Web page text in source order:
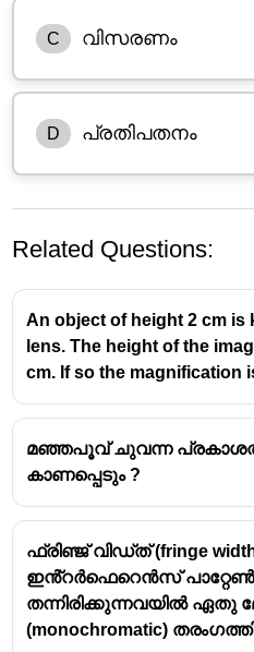
C വിസരണം
D പ്രതിപതനം
ആകാശം നീല നിറത്തിൽ
പ്രകാശത്തിന്റെ
സൂര്യനിൽ നിന്നുള്ള
അന്തരീക്ഷത്തിലെ
ചിതറിപ്പോകുന്ന
ഇതിൽ,നീല
നിറങ്ങളെക്കാൾ
കൂടുതൽ വിസരണം
Related Questions:
An object of height 2 cm is
lens. The height of the
cm. If so the magnification
മഞ്ഞപൂവ് ചുവന്ന
കാണപ്പെടും ?
ഫ്രിഞ്ജ് വിഡ്‌ത് (fringe
ഇൻ്റർഫെറെൻസ് പാറ്റേൺ
തന്നിരിക്കുന്നവയിൽ ഏതു
(monochromatic)